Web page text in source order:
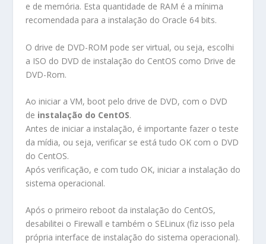
e de memória. Esta quantidade de RAM é a mínima
recomendada para a instalação do Oracle 64 bits.
O drive de DVD-ROM pode ser virtual, ou seja, escolhi
a ISO do DVD de instalação do CentOS como Drive de
DVD-Rom.
Ao iniciar a VM, boot pelo drive de DVD, com o DVD
de instalação do CentOS.
Antes de iniciar a instalação, é importante fazer o teste
da mídia, ou seja, verificar se está tudo OK com o DVD
do CentOS.
Após verificação, e com tudo OK, iniciar a instalação do
sistema operacional.
Após o primeiro reboot da instalação do CentOS,
desabilitei o Firewall e também o SELinux (fiz isso pela
própria interface de instalação do sistema operacional).